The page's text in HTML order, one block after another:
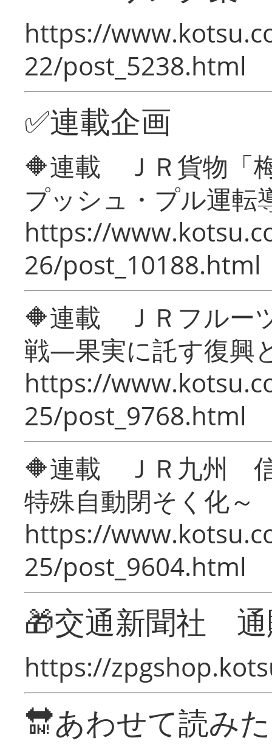
https://
22/post_5238.html
✅連載企画
🔶連載 ＪＲ貨物「
プッシュ・プル運転
https://
26/post_10188.html
🔶連載 ＪＲフルー
戦―果実に託す復興
https://
25/post_9768.html
🔶連載 ＪＲ九州 信
特殊自動閉そく化～
https://
25/post_9604.html
🎁交通新聞社
https://
🔛あわせて読み